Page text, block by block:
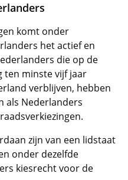
komt onder
het actief en
die op de
ten minste vijf jaar
verblijven, hebben
als Nederlanders
zijn van een lidstaat
onder dezelfde
kiesrecht voor de